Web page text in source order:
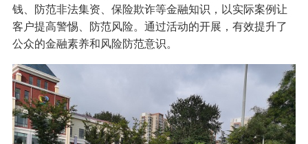
钱、防范非法集资、保险欺诈等金融知识，以实际案例让
客户提高警惕、防范风险。通过活动的开展，有效提升了
公众的金融素养和风险防范意识。